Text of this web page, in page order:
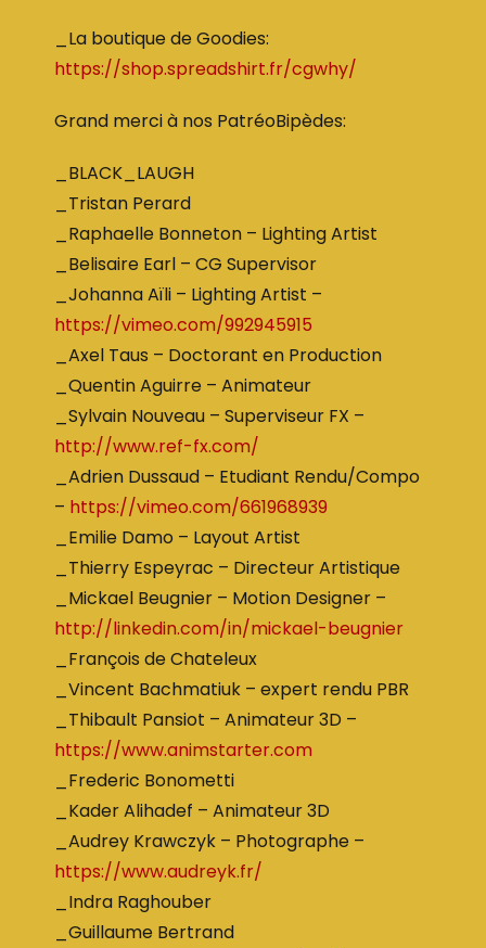
_La boutique de Goodies:
https://shop.spreadshirt.fr/cgwhy/
Grand merci à nos PatréoBipèdes:
_BLACK_LAUGH
_Tristan Perard
_Raphaelle Bonneton – Lighting Artist
_Belisaire Earl – CG Supervisor
_Johanna Aïli – Lighting Artist –
https://vimeo.com/992945915
_Axel Taus – Doctorant en Production
_Quentin Aguirre – Animateur
_Sylvain Nouveau – Superviseur FX –
http://www.ref-fx.com/
_Adrien Dussaud – Etudiant Rendu/Compo
– https://vimeo.com/661968939
_Emilie Damo – Layout Artist
_Thierry Espeyrac – Directeur Artistique
_Mickael Beugnier – Motion Designer –
http://linkedin.com/in/mickael-beugnier
_François de Chateleux
_Vincent Bachmatiuk – expert rendu PBR
_Thibault Pansiot – Animateur 3D –
https://www.animstarter.com
_Frederic Bonometti
_Kader Alihadef – Animateur 3D
_Audrey Krawczyk – Photographe –
https://www.audreyk.fr/
_Indra Raghouber
_Guillaume Bertrand